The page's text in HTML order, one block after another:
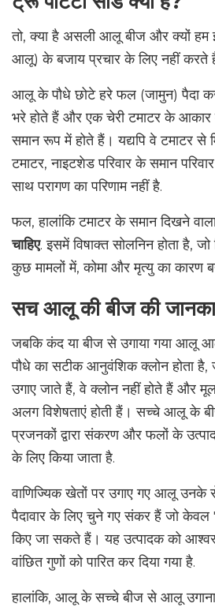
तो, क्या है असली आलू बीज और क्यों हम
आलू) के बजाय प्रचार के लिए नहीं करते
आलू के पौधे छोटे हरे फल (जामुन) पैदा
भरे होते हैं और एक चेरी टमाटर के
समान रूप में होते हैं। यद्यपि वे टमाटर
टमाटर, नाइटशेड परिवार के समान
साथ परागण का परिणाम नहीं है.
फल, हालांकि टमाटर के समान दिखने
चाहिए. इसमें विषाक्त सोलनिन होता है,
कुछ मामलों में, कोमा और मृत्यु का कारण
सच आलू की बीज की
जबकि कंद या बीज से उगाया गया आलू
पौधे का सटीक आनुवंशिक क्लोन होता
उगाए जाते हैं, वे क्लोन नहीं होते हैं और
अलग विशेषताएं होती हैं। सच्चे आलू के
प्रजनकों द्वारा संकरण और फलों के
के लिए किया जाता है.
वाणिज्यिक खेतों पर उगाए गए आलू उनके
पैदावार के लिए चुने गए संकर हैं जो केवल
किए जा सकते हैं। यह उत्पादक को
वांछित गुणों को पारित कर दिया गया है.
हालांकि, आलू के सच्चे बीज से आलू